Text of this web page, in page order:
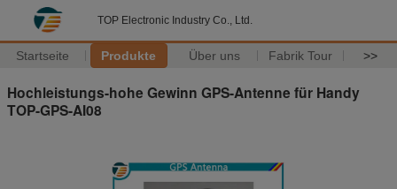
TOP Electronic Industry Co., Ltd.
Startseite Produkte Über uns Fabrik Tour >>
Hochleistungs-hohe Gewinn GPS-Antenne für Handy
TOP-GPS-AI08